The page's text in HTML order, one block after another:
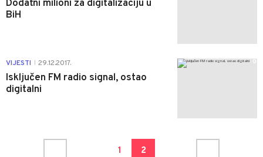
Dodatni milioni za digitalizaciju u
BiH
VIJESTI 29.12.2017.
Isključen FM radio signal, ostao
digitalni
0
1 2